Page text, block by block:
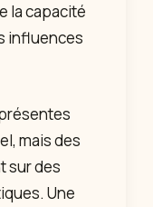
la capacité
influences
mais des
sur des
Une